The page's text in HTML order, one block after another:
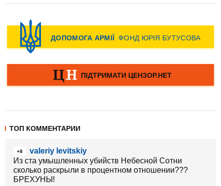
ТОП КОММЕНТАРИИ
+8
valeriy levitskiy
Из ста умышленных убийств Небесной Сотни
сколько раскрыли в процентном отношении???
БРЕХУНЫ!